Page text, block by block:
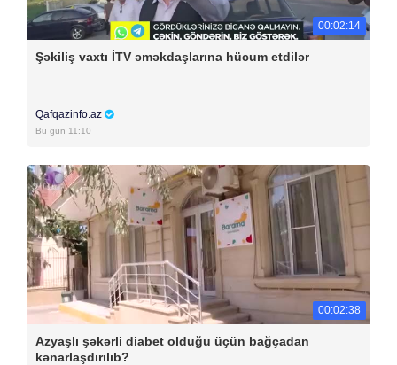
00:02:14
Şəkiliş vaxtı İTV əməkdaşlarına hücum etdilər
Qafqazinfo.az
Bu gün 11:10
00:02:38
Azyaşlı şəkərli diabet olduğu üçün bağçadan
kənarlaşdırılıb?